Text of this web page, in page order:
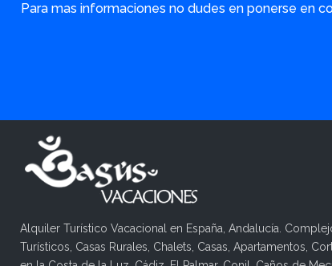
Para mas informaciones no dudes en ponerse en
Alquiler Turístico Vacacional en España, Andalucía.
Turísticos, Casas Rurales, Chalets, Casas, Apartamentos,